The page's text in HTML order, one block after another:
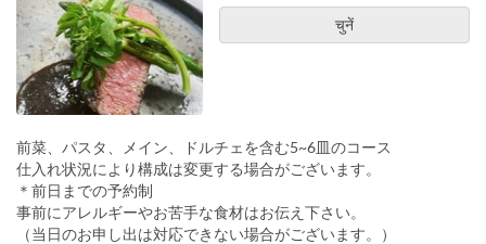
चुनें
前菜、パスタ、メイン、ドルチェを含む5~6皿のコース
仕入れ状況により構成は変更する場合がございます。
＊前日までの予約制
事前にアレルギーやお苦手な食材はお伝え下さい。
（当日のお申し出は対応できない場合がございます。）